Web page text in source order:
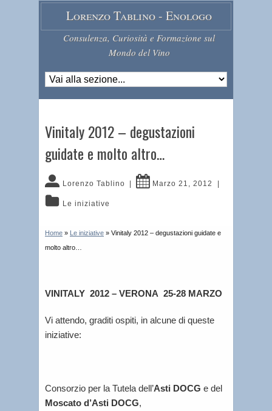
Lorenzo Tablino - Enologo
Consulenza, Curiosità e Formazione sul
Mondo del Vino
Vinitaly 2012 – degustazioni
guidate e molto altro…
Lorenzo Tablino Marzo 21, 2012
Le iniziative
Home » Le iniziative » Vinitaly 2012 – degustazioni guidate e
molto altro…
VINITALY 2012 – VERONA 25-28 MARZO
Vi attendo, graditi ospiti, in alcune di queste
iniziative:
Consorzio per la Tutela dell’Asti DOCG e del
Moscato d’Asti DOCG,